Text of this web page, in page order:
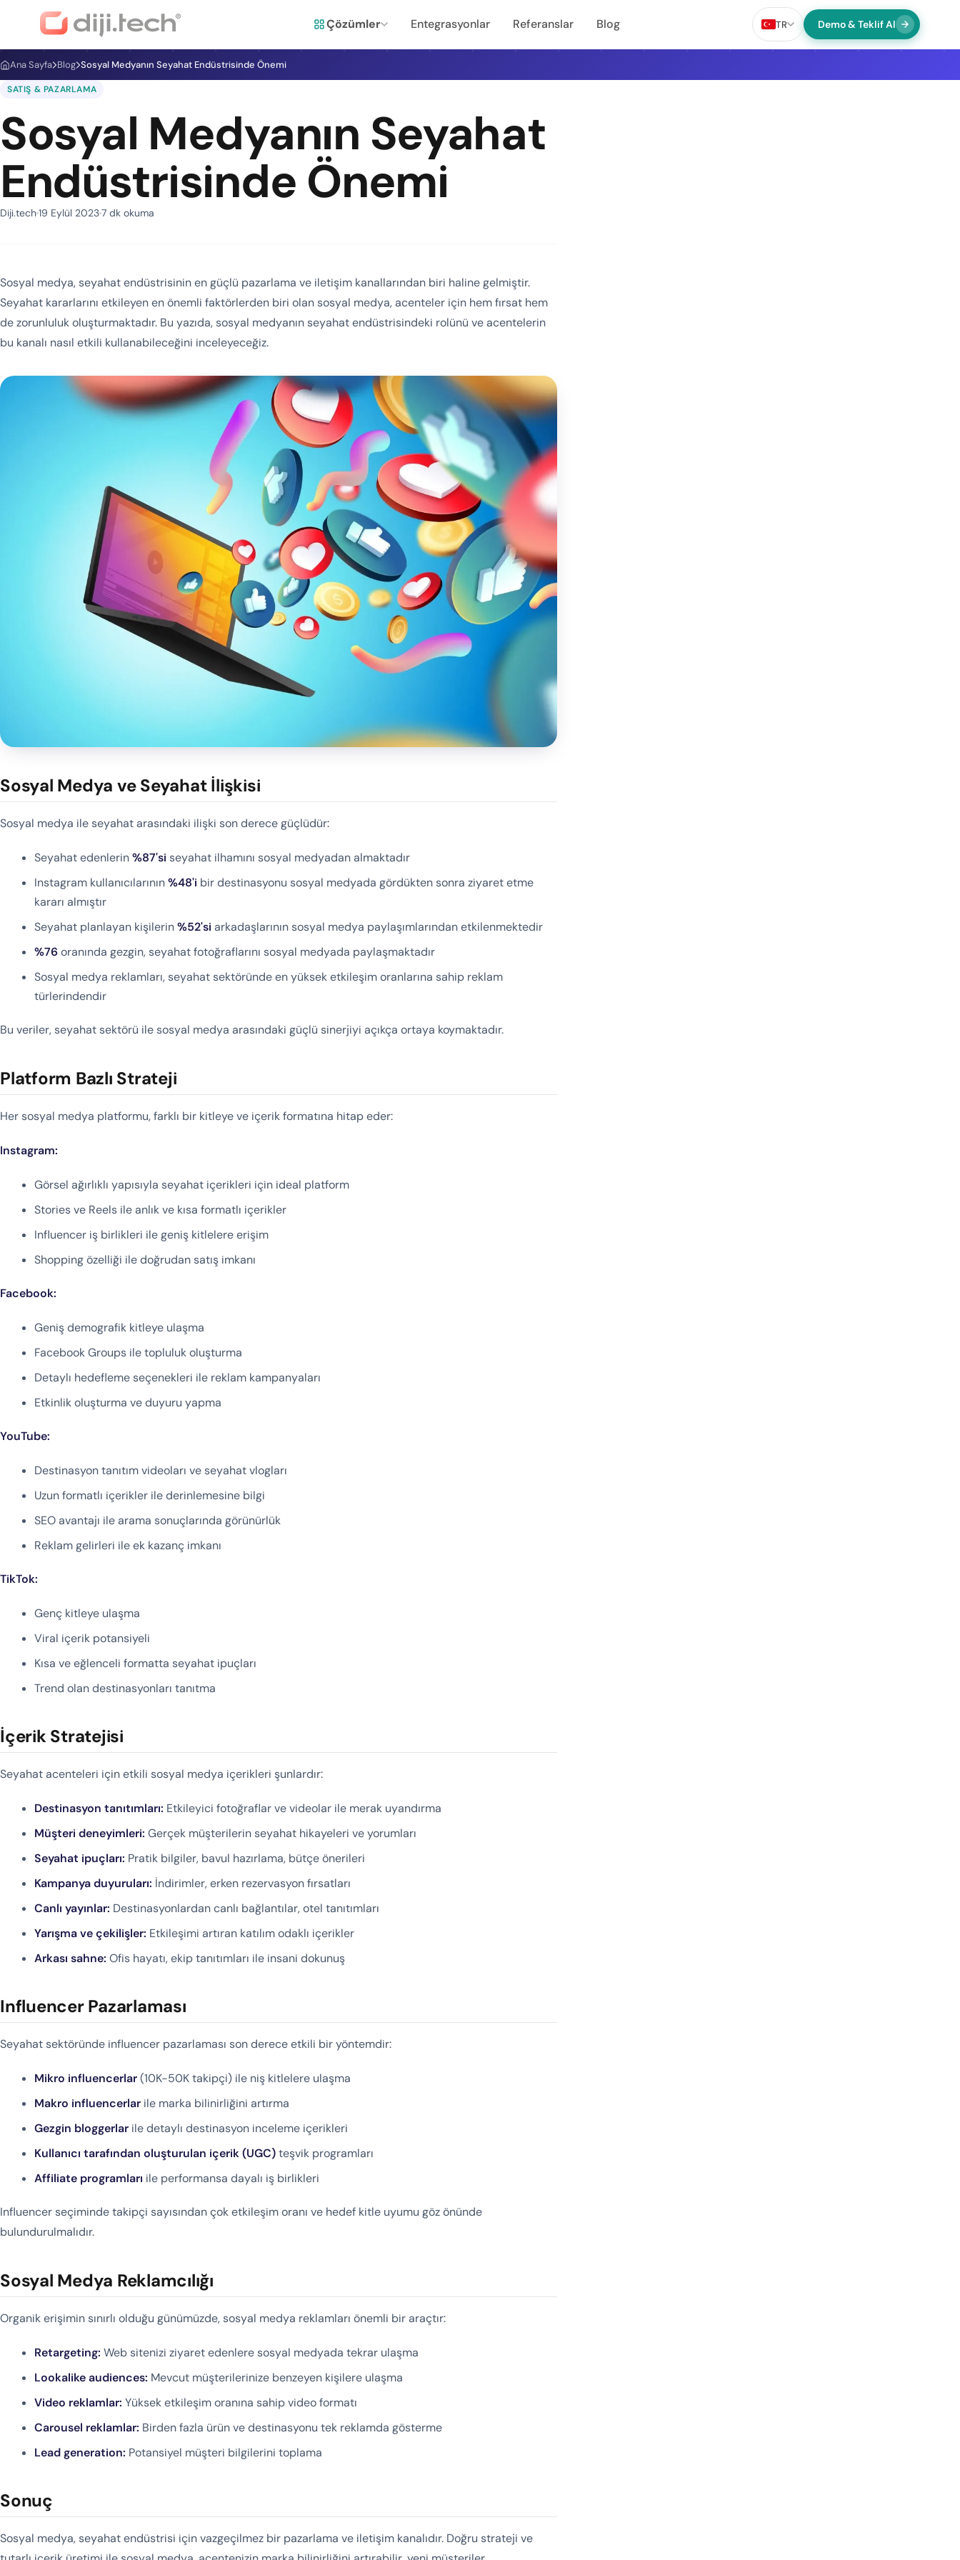
Çözümler Entegrasyonlar Referanslar Blog TR Demo & Teklif Al
Ana Sayfa Blog Sosyal Medyanın Seyahat Endüstrisinde Önemi
SATIŞ & PAZARLAMA
Sosyal Medyanın Seyahat
Endüstrisinde Önemi
Diji.tech19 Eylül 20237 dk okuma
Sosyal medya, seyahat endüstrisinin en güçlü pazarlama ve iletişim kanallarından biri haline gelmiştir.
Seyahat kararlarını etkileyen en önemli faktörlerden biri olan sosyal medya, acenteler için hem fırsat hem
de zorunluluk oluşturmaktadır. Bu yazıda, sosyal medyanın seyahat endüstrisindeki rolünü ve acentelerin
bu kanalı nasıl etkili kullanabileceğini inceleyeceğiz.
Sosyal Medya ve Seyahat İlişkisi
Sosyal medya ile seyahat arasındaki ilişki son derece güçlüdür:
Seyahat edenlerin%87'si seyahat ilhamını sosyal medyadan almaktadır
Instagram kullanıcılarının%48'i bir destinasyonu sosyal medyada gördükten sonra ziyaret etme
kararı almıştır
Seyahat planlayan kişilerin%52'si arkadaşlarının sosyal medya paylaşımlarından etkilenmektedir
%76oranında gezgin, seyahat fotoğraflarını sosyal medyada paylaşmaktadır
Sosyal medya reklamları, seyahat sektöründe en yüksek etkileşim oranlarına sahip reklam
türlerindendir
Bu veriler, seyahat sektörü ile sosyal medya arasındaki güçlü sinerjiyi açıkça ortaya koymaktadır.
Platform Bazlı Strateji
Her sosyal medya platformu, farklı bir kitleye ve içerik formatına hitap eder:
Instagram:
Görsel ağırlıklı yapısıyla seyahat içerikleri için ideal platform
Stories ve Reels ile anlık ve kısa formatlı içerikler
Influencer iş birlikleri ile geniş kitlelere erişim
Shopping özelliği ile doğrudan satış imkanı
Facebook:
Geniş demografik kitleye ulaşma
Facebook Groups ile topluluk oluşturma
Detaylı hedefleme seçenekleri ile reklam kampanyaları
Etkinlik oluşturma ve duyuru yapma
YouTube:
Destinasyon tanıtım videoları ve seyahat vlogları
Uzun formatlı içerikler ile derinlemesine bilgi
SEO avantajı ile arama sonuçlarında görünürlük
Reklam gelirleri ile ek kazanç imkanı
TikTok:
Genç kitleye ulaşma
Viral içerik potansiyeli
Kısa ve eğlenceli formatta seyahat ipuçları
Trend olan destinasyonları tanıtma
İçerik Stratejisi
Seyahat acenteleri için etkili sosyal medya içerikleri şunlardır:
Destinasyon tanıtımları: Etkileyici fotoğraflar ve videolar ile merak uyandırma
Müşteri deneyimleri: Gerçek müşterilerin seyahat hikayeleri ve yorumları
Seyahat ipuçları: Pratik bilgiler, bavul hazırlama, bütçe önerileri
Kampanya duyuruları: İndirimler, erken rezervasyon fırsatları
Canlı yayınlar: Destinasyonlardan canlı bağlantılar, otel tanıtımları
Yarışma ve çekilişler: Etkileşimi artıran katılım odaklı içerikler
Arkası sahne: Ofis hayatı, ekip tanıtımları ile insani dokunuş
Influencer Pazarlaması
Seyahat sektöründe influencer pazarlaması son derece etkili bir yöntemdir:
Mikro influencerlar(10K-50K takipçi) ile niş kitlelere ulaşma
Makro influencerlar ile marka bilinirliğini artırma
Gezgin bloggerlar ile detaylı destinasyon inceleme içerikleri
Kullanıcı tarafından oluşturulan içerik (UGC)teşvik programları
Affiliate programları ile performansa dayalı iş birlikleri
Influencer seçiminde takipçi sayısından çok etkileşim oranı ve hedef kitle uyumu göz önünde
bulundurulmalıdır.
Sosyal Medya Reklamcılığı
Organik erişimin sınırlı olduğu günümüzde, sosyal medya reklamları önemli bir araçtır:
Retargeting: Web sitenizi ziyaret edenlere sosyal medyada tekrar ulaşma
Lookalike audiences: Mevcut müşterilerinize benzeyen kişilere ulaşma
Video reklamlar: Yüksek etkileşim oranına sahip video formatı
Carousel reklamlar: Birden fazla ürün ve destinasyonu tek reklamda gösterme
Lead generation: Potansiyel müşteri bilgilerini toplama
Sonuç
Sosyal medya, seyahat endüstrisi için vazgeçilmez bir pazarlama ve iletişim kanalıdır. Doğru strateji ve